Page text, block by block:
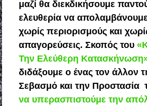
μαζί θα διεκδικήσουμε
ελευθερία να
χωρίς περιορισμούς και
απαγορεύσεις. Σκοπός του
Την Ελεύθερη
διδάξουμε ο ένας τον άλλον
Σεβασμό και την Προστασία
να υπερασπιστούμε την